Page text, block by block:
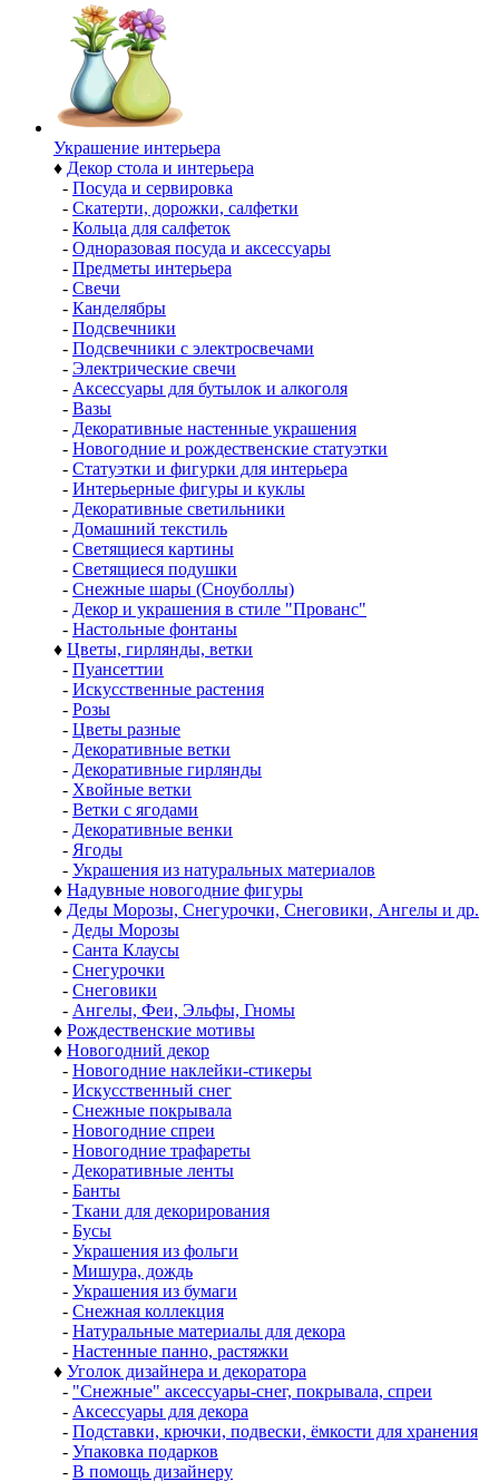
Украшение интерьера
♦ Декор стола и интерьера
- Посуда и сервировка
- Скатерти, дорожки, салфетки
- Кольца для салфеток
- Одноразовая посуда и аксессуары
- Предметы интерьера
- Свечи
- Канделябры
- Подсвечники
- Подсвечники с электросвечами
- Электрические свечи
- Аксессуары для бутылок и алкоголя
- Вазы
- Декоративные настенные украшения
- Новогодние и рождественские статуэтки
- Статуэтки и фигурки для интерьера
- Интерьерные фигуры и куклы
- Декоративные светильники
- Домашний текстиль
- Светящиеся картины
- Светящиеся подушки
- Снежные шары (Сноуболлы)
- Декор и украшения в стиле "Прованс"
- Настольные фонтаны
♦ Цветы, гирлянды, ветки
- Пуансеттии
- Искусственные растения
- Розы
- Цветы разные
- Декоративные ветки
- Декоративные гирлянды
- Хвойные ветки
- Ветки с ягодами
- Декоративные венки
- Ягоды
- Украшения из натуральных материалов
♦ Надувные новогодние фигуры
♦ Деды Морозы, Снегурочки, Снеговики, Ангелы и др.
- Деды Морозы
- Санта Клаусы
- Снегурочки
- Снеговики
- Ангелы, Феи, Эльфы, Гномы
♦ Рождественские мотивы
♦ Новогодний декор
- Новогодние наклейки-стикеры
- Искусственный снег
- Снежные покрывала
- Новогодние спреи
- Новогодние трафареты
- Декоративные ленты
- Банты
- Ткани для декорирования
- Бусы
- Украшения из фольги
- Мишура, дождь
- Украшения из бумаги
- Снежная коллекция
- Натуральные материалы для декора
- Настенные панно, растяжки
♦ Уголок дизайнера и декоратора
- "Снежные" аксессуары-снег, покрывала, спреи
- Аксессуары для декора
- Подставки, крючки, подвески, ёмкости для хранения
- Упаковка подарков
- В помощь дизайнеру